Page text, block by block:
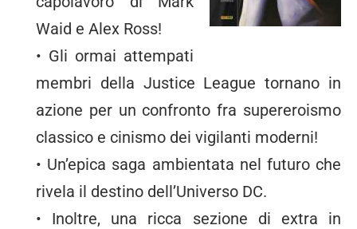
Waid e Alex Ross!
• Gli ormai attempati
membri della Justice League tornano in
azione per un confronto fra supereroismo
classico e cinismo dei vigilanti moderni!
• Un’epica saga ambientata nel futuro che
rivela il destino dell’Universo DC.
• Inoltre, una ricca sezione di extra in